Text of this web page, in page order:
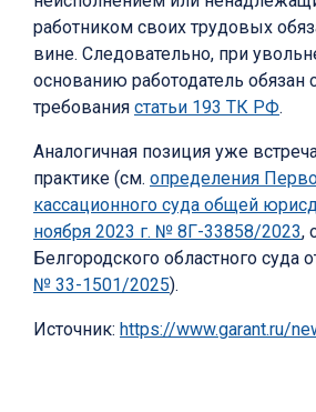
работником своих трудовых
вине. Следовательно, при
основанию работодатель обязан
требования статьи 193 ТК РФ.
Аналогичная позиция уже
практике (см. определения
кассационного суда общей
ноября 2023 г. № 8Г-33858/2023,
Белгородского областного суда
№ 33-1501/2025).
Источник: https://www.garant.ru/